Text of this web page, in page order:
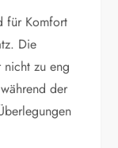
für Komfort
Die
zu eng
der